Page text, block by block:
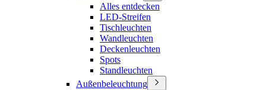
Alles entdecken
LED-Streifen
Tischleuchten
Wandleuchten
Deckenleuchten
Spots
Standleuchten
Außenbeleuchtung